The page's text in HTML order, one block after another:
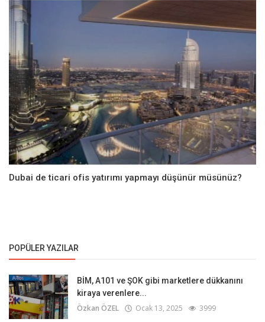
Dubai de ticari ofis yatırımı yapmayı düşünür müsünüz?
POPÜLER YAZILAR
BİM, A101 ve ŞOK gibi marketlere dükkanını
kiraya verenlere...
Özkan ÖZEL Ocak 13, 2025 3999